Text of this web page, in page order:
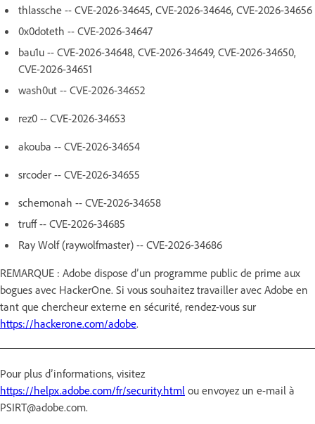
thlassche -- CVE-2026-34645, CVE-2026-34646, CVE-2026-34656
0x0doteth -- CVE-2026-34647
bau1u -- CVE-2026-34648, CVE-2026-34649, CVE-2026-34650,
CVE-2026-34651
wash0ut -- CVE-2026-34652
rez0 -- CVE-2026-34653
akouba -- CVE-2026-34654
srcoder -- CVE-2026-34655
schemonah -- CVE-2026-34658
truff -- CVE-2026-34685
Ray Wolf (raywolfmaster) -- CVE-2026-34686
REMARQUE : Adobe dispose d’un programme public de prime aux
bogues avec HackerOne. Si vous souhaitez travailler avec Adobe en
tant que chercheur externe en sécurité, rendez-vous sur
https://hackerone.com/adobe.
Pour plus d’informations, visitez
https://helpx.adobe.com/fr/security.html ou envoyez un e-mail à
PSIRT@adobe.com.